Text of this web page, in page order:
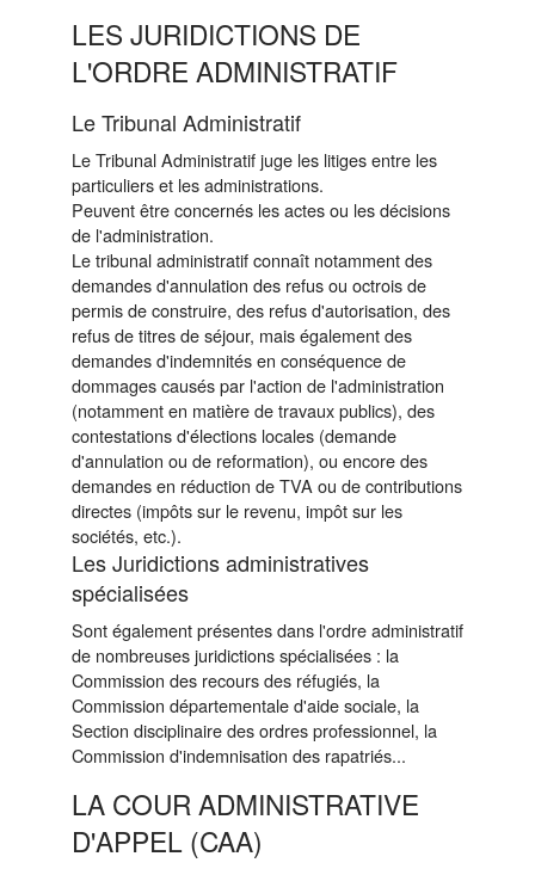
LES JURIDICTIONS DE
L'ORDRE ADMINISTRATIF
Le Tribunal Administratif
Le Tribunal Administratif juge les litiges entre les
particuliers et les administrations.
Peuvent être concernés les actes ou les décisions
de l'administration.
Le tribunal administratif connaît notamment des
demandes d'annulation des refus ou octrois de
permis de construire, des refus d'autorisation, des
refus de titres de séjour, mais également des
demandes d'indemnités en conséquence de
dommages causés par l'action de l'administration
(notamment en matière de travaux publics), des
contestations d'élections locales (demande
d'annulation ou de reformation), ou encore des
demandes en réduction de TVA ou de contributions
directes (impôts sur le revenu, impôt sur les
sociétés, etc.).
Les Juridictions administratives
spécialisées
Sont également présentes dans l'ordre administratif
de nombreuses juridictions spécialisées : la
Commission des recours des réfugiés, la
Commission départementale d'aide sociale, la
Section disciplinaire des ordres professionnel, la
Commission d'indemnisation des rapatriés...
LA COUR ADMINISTRATIVE
D'APPEL (CAA)